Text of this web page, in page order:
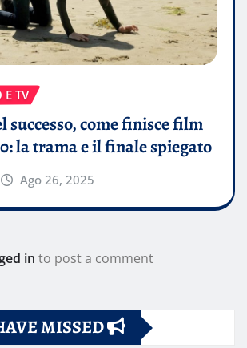
E TV
successo, come finisce film
la trama e il finale spiegato
Ago 26, 2025
in to post a comment
MISSED